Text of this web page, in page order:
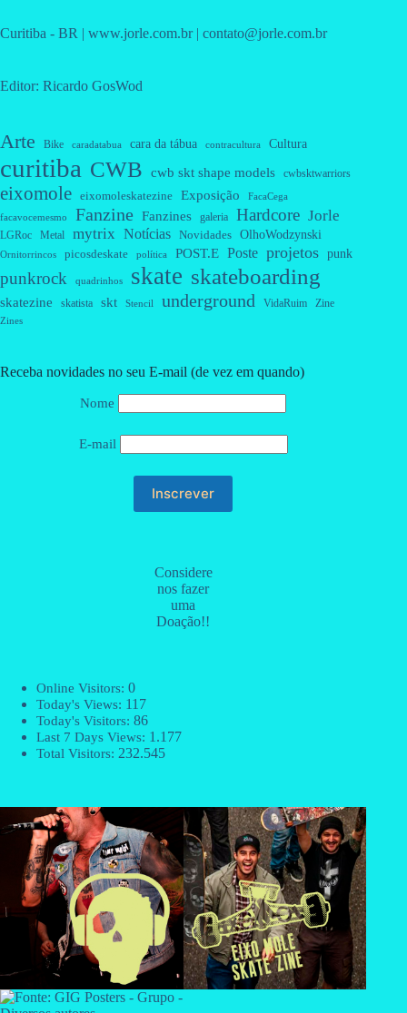
Curitiba - BR | www.jorle.com.br | contato@jorle.com.br
Editor: Ricardo GosWod
Arte Bike caradatabua cara da tábua contracultura Cultura
curitiba CWB cwb skt shape models cwbsktwarriors
eixomole eixomoleskatezine Exposição FacaCega
facavocemesmo Fanzine Fanzines galeria Hardcore Jorle
LGRoc Metal mytrix Notícias Novidades OlhoWodzynski
Ornitorrincos picosdeskate política POST.E Poste projetos punk
punkrock quadrinhos skate skateboarding
skatezine skatista skt Stencil underground VidaRuim Zine
Zines
Receba novidades no seu E-mail (de vez em quando)
Nome
E-mail
Considere
nos fazer
uma
Doação!!
Online Visitors: 0
Today's Views: 117
Today's Visitors: 86
Last 7 Days Views: 1.177
Total Visitors: 232.545